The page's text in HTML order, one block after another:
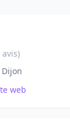
web